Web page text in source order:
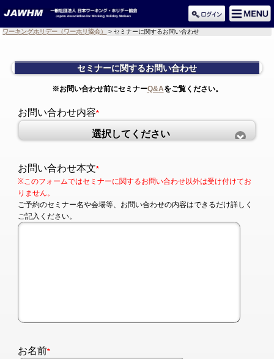
ワーキングホリデー（ワーホリ協会） > セミナーに関するお問い合わせ
セミナーに関するお問い合わせ
※お問い合わせ前にセミナーQ&Aをご覧ください。
お問い合わせ内容*
選択してください
お問い合わせ本文*
※このフォームではセミナーに関するお問い合わせ以外は受け付けてお
りません。
ご予約のセミナー名や会場等、お問い合わせの内容はできるだけ詳しく
ご記入ください。
お名前*